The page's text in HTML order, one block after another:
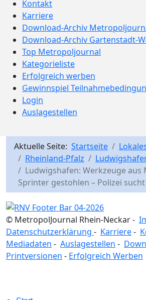
Kontakt
Karriere
Download-Archiv
Download-Archiv Gartenstadt-
Top Metropoljournal
Kategorieliste
Erfolgreich werben
Gewinnspiel
Login
Auslagestellen
Aktuelle Seite: Startseite
Rheinland-Pfalz
Ludwigshafen: Werkzeuge aus
Sprinter gestohlen – Polizei
© MetropolJournal Rhein-Neckar -
Datenschutzerklärung - Karriere-
Mediadaten - Auslagestellen -
Printversionen - Erfolgreich Werben